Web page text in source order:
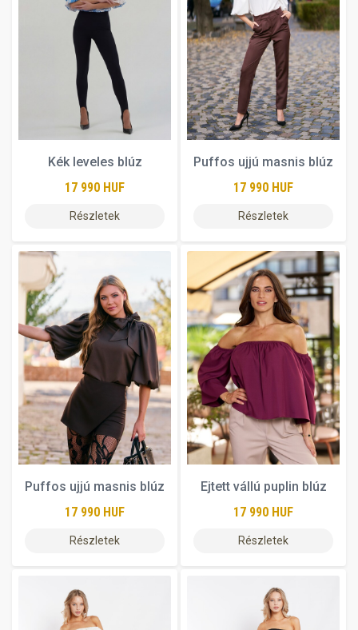
Kék leveles blúz
17 990 HUF
Részletek
Puffos ujjú masnis blúz
17 990 HUF
Részletek
Puffos ujjú masnis blúz
17 990 HUF
Részletek
Ejtett vállú puplin blúz
17 990 HUF
Részletek